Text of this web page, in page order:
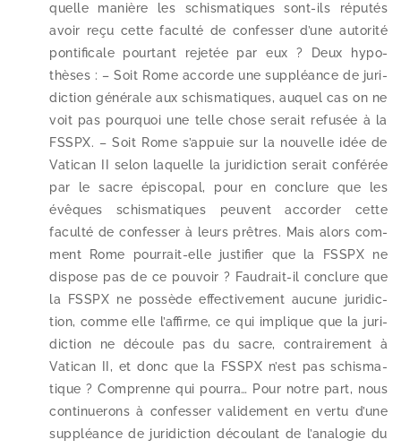
quelle manière les schis­ma­tiques sont-​ils répu­tés
avoir reçu cette facul­té de confes­ser d’une auto­ri­té
pon­ti­fi­cale pour­tant reje­tée par eux ? Deux hypo­
thèses : – Soit Rome accorde une sup­pléance de juri­
dic­tion géné­rale aux schis­ma­tiques, auquel cas on ne
voit pas pour­quoi une telle chose serait refu­sée à la
FSSPX. – Soit Rome s’appuie sur la nou­velle idée de
Vatican II selon laquelle la juri­dic­tion serait confé­rée
par le sacre épis­co­pal, pour en conclure que les
évêques schis­ma­tiques peuvent accor­der cette
facul­té de confes­ser à leurs prêtres. Mais alors com­
ment Rome pourrait-​elle jus­ti­fier que la FSSPX ne
dis­pose pas de ce pou­voir ? Faudrait-​il conclure que
la FSSPX ne pos­sède effec­ti­ve­ment aucune juri­dic­
tion, comme elle l’af­firme, ce qui implique que la juri­
dic­tion ne découle pas du sacre, contrai­re­ment à
Vatican II, et donc que la FSSPX n’est pas schis­ma­
tique ? Comprenne qui pour­ra… Pour notre part, nous
conti­nue­rons à confes­ser vali­de­ment en ver­tu d’une
sup­pléance de juri­dic­tion décou­lant de l’analogie du